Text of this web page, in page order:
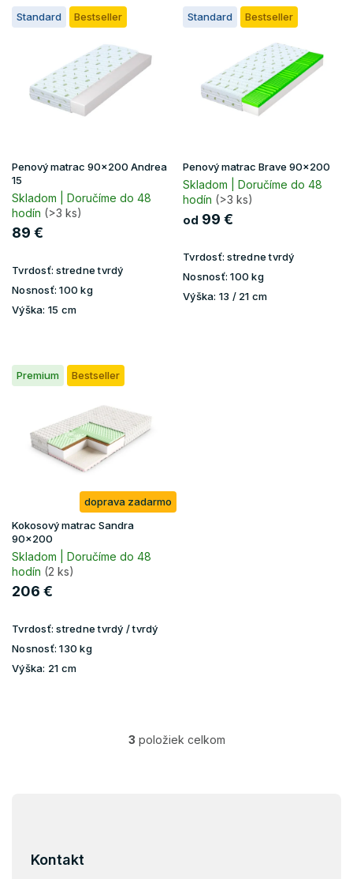
V
ý
u
k
t
o
v
Standard Bestseller
Penový matrac 90x200 Andrea
15
Skladom | Doručíme do 48
hodín (>3 ks)
89 €
Tvrdosť: stredne tvrdý
Nosnosť: 100 kg
Výška: 15 cm
Standard Bestseller
Penový matrac Brave 90x200
Skladom | Doručíme do 48
hodín (>3 ks)
od 99 €
Tvrdosť: stredne tvrdý
Nosnosť: 100 kg
Výška: 13 / 21 cm
Premium Bestseller
doprava zadarmo
Kokosový matrac Sandra
90x200
Skladom | Doručíme do 48
hodín (2 ks)
206 €
Tvrdosť: stredne tvrdý / tvrdý
Nosnosť: 130 kg
Výška: 21 cm
O
3 položiek celkom
Kontakt